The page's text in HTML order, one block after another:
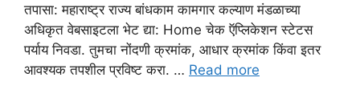
तपासा: महाराष्ट्र राज्य बांधकाम कामगार कल्याण मंडळाच्या
अधिकृत वेबसाइटला भेट द्या: Home चेक ऍप्लिकेशन स्टेटस
पर्याय निवडा. तुमचा नोंदणी क्रमांक, आधार क्रमांक किंवा इतर
आवश्यक तपशील प्रविष्ट करा. … Read more